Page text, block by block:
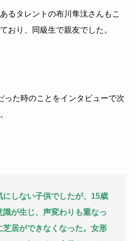
るタレントの布川隼汰さんもこ
おり、同級生で親友でした。
った時のことをインタビューで次
にしない子供でしたが、15歳
識が生じ、声変わりも重なっ
芝居ができなくなった。女形